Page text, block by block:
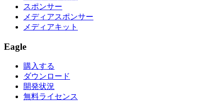
スポンサー
メディアスポンサー
メディアキット
Eagle
購入する
ダウンロード
開発状況
無料ライセンス